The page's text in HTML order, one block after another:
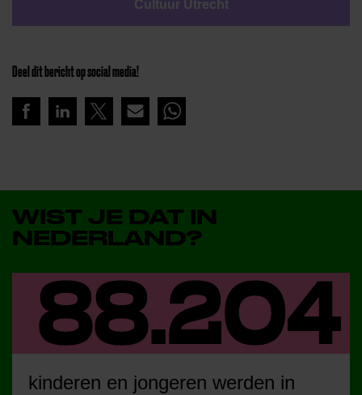
Cultuur Utrecht
Deel dit bericht op social media!
WIST JE DAT IN
NEDERLAND?
kinderen en jongeren werden in